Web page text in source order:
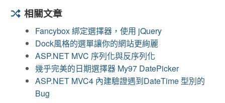
相關文章
Fancybox 綁定選擇器，使用 jQuery
Dock風格的選單讓你的網站更絢麗
ASP.NET MVC 序列化與反序列化
幾乎完美的日期選擇器 My97 DatePicker
ASP.NET MVC4 內建驗證遇到DateTime 型別的
Bug